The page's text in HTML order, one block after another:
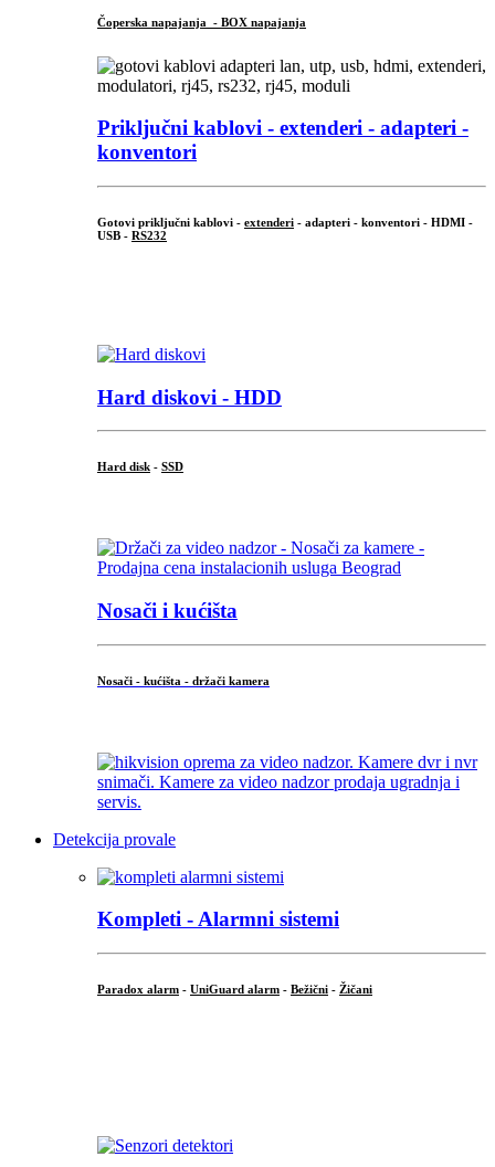
Čoperska napajanja - BOX napajanja
Priključni kablovi - extenderi - adapteri -
konventori
Gotovi priključni kablovi - extenderi - adapteri - konventori - HDMI -
USB - RS232
Hard diskovi - HDD
Hard disk - SSD
Nosači i kućišta
Nosači - kućišta - držači kamera
Detekcija provale
Kompleti - Alarmni sistemi
Paradox alarm - UniGuard alarm - Bežični - Žičani